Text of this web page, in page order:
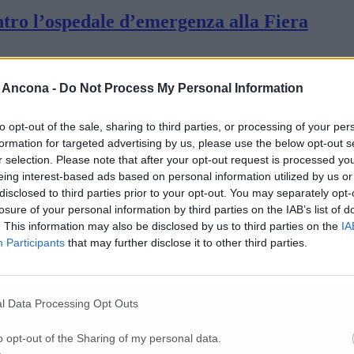
- Do Not Process My Personal Information
opt-out of the sale, sharing to third parties, or processing of your
for targeted advertising by us, please use the below opt-out
selection. Please note that after your opt-out request is processed
interest-based ads based on personal information utilized by us
to third parties prior to your opt-out. You may separately
of your personal information by third parties on the IAB’s list of
This information may also be disclosed by us to third parties on the
Participants that may further disclose it to other third parties.
Data Processing Opt Outs
opt-out of the Sharing of my personal data.
l’ospedale d’emergenza alla Fiera
Report quotidiano sulle donazioni
della Regione La palla passa a
«Fiera in comodato gratuito per i 90
alla Regione?»
donazioni per nove milioni di euro